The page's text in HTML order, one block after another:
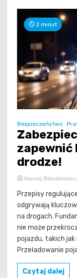
2 minut
Bezpieczeństwo
zapewnić
drodze!
Maciej
Przepisy
odgrywają
na drogach.
nie może
pojazdu, takich jak
Przeładowanie
Czytaj dalej